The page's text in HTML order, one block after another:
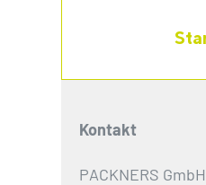
Kontakt
PACKNERS GmbH